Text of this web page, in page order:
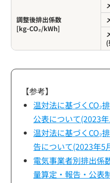
調整後排出係数
[kg-CO₂/kWh]
【参考】
温対法に基づくCO₂
公表について(2023
温対法に基づくCO₂
告について(2023年5
電気事業者別排出係
量算定・報告・公表